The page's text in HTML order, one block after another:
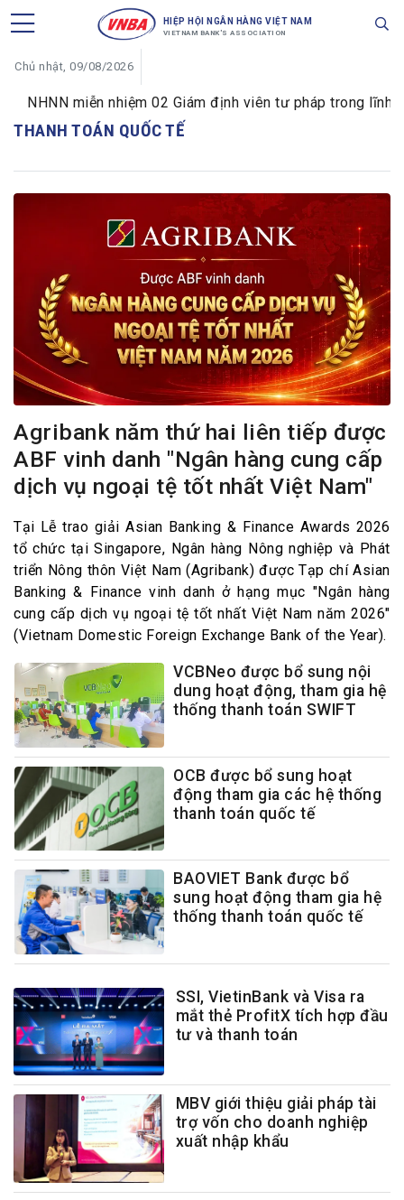
HIỆP HỘI NGÂN HÀNG VIỆT NAM
VIETNAM BANK'S ASSOCIATION
Chủ nhật, 09/08/2026
NHNN miễn nhiệm 02 Giám định viên tư pháp trong lĩnh vực
THANH TOÁN QUỐC TẾ
Agribank năm thứ hai liên tiếp được
ABF vinh danh "Ngân hàng cung cấp
dịch vụ ngoại tệ tốt nhất Việt Nam"
Tại Lễ trao giải Asian Banking & Finance Awards 2026
tổ chức tại Singapore, Ngân hàng Nông nghiệp và Phát
triển Nông thôn Việt Nam (Agribank) được Tạp chí Asian
Banking & Finance vinh danh ở hạng mục "Ngân hàng
cung cấp dịch vụ ngoại tệ tốt nhất Việt Nam năm 2026"
(Vietnam Domestic Foreign Exchange Bank of the Year).
VCBNeo được bổ sung nội
dung hoạt động, tham gia hệ
thống thanh toán SWIFT
OCB được bổ sung hoạt
động tham gia các hệ thống
thanh toán quốc tế
BAOVIET Bank được bổ
sung hoạt động tham gia hệ
thống thanh toán quốc tế
SSI, VietinBank và Visa ra
mắt thẻ ProfitX tích hợp đầu
tư và thanh toán
MBV giới thiệu giải pháp tài
trợ vốn cho doanh nghiệp
xuất nhập khẩu